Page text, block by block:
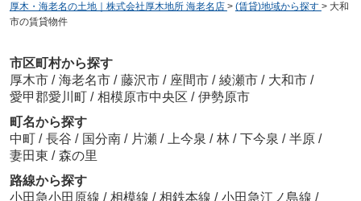
厚木・海老名の土地｜株式会社厚木地所 海老名店 > (賃貸)地域から探す > 大和
市の賃貸物件
市区町村から探す
厚木市 / 海老名市 / 藤沢市 / 座間市 / 綾瀬市 / 大和市 /
愛甲郡愛川町 / 相模原市中央区 / 伊勢原市
町名から探す
中町 / 長谷 / 国分南 / 片瀬 / 上今泉 / 林 / 下今泉 / 半原 /
妻田東 / 森の里
路線から探す
小田急小田原線 / 相模線 / 相鉄本線 / 小田急江ノ島線 /